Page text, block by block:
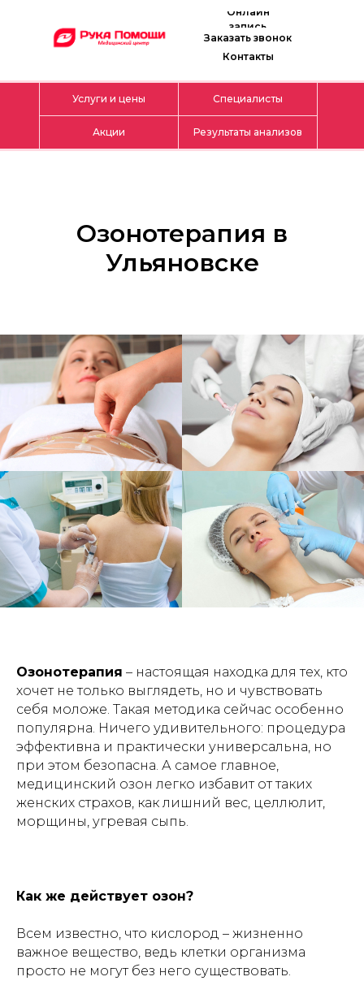
Услуги и цены Специалисты
Акции Результаты анализов
Онлайн
запись
Заказать звонок
Контакты
Озонотерапия в
Ульяновске
Озонотерапия – настоящая находка для тех, кто
хочет не только выглядеть, но и чувствовать
себя моложе. Такая методика сейчас особенно
популярна. Ничего удивительного: процедура
эффективна и практически универсальна, но
при этом безопасна. А самое главное,
медицинский озон легко избавит от таких
женских страхов, как лишний вес, целлюлит,
морщины, угревая сыпь.
Как же действует озон?
Всем известно, что кислород – жизненно
важное вещество, ведь клетки организма
просто не могут без него существовать.